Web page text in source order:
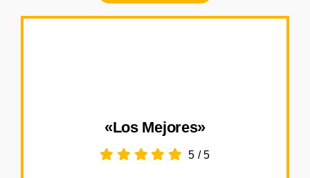
«Los Mejores»
5 /5